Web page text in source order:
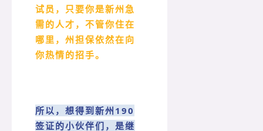
试员，只要你是新州急
需的人才，不管你住在
哪里，州担保依然在向
你热情的招手。
所以，想得到新州190
签证的小伙伴们，是继